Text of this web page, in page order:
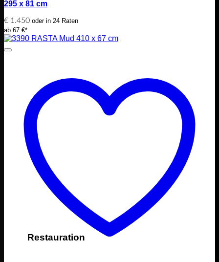
Restauration
295 x 81 cm
€ 1.450 oder in 24 Raten
ab 67 €*